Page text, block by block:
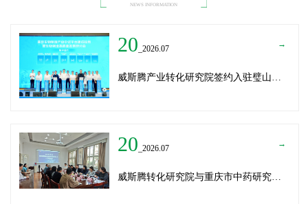
NEWS INFORMATION
20 _2026.07 →
20 _2026.07 →
威斯腾转化研究院与重庆市中药研究院深化战略合作，共筑中医药产学研创新生态